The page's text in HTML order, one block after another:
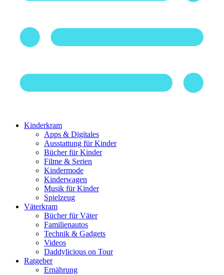
Kinderkram
Apps & Digitales
Ausstattung für Kinder
Bücher für Kinder
Filme & Serien
Kindermode
Kinderwagen
Musik für Kinder
Spielzeug
Väterkram
Bücher für Väter
Familienautos
Technik & Gadgets
Videos
Daddylicious on Tour
Ratgeber
Ernährung